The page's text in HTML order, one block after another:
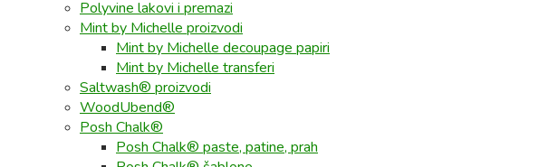
Polyvine lakovi i premazi
Mint by Michelle proizvodi
Mint by Michelle decoupage papiri
Mint by Michelle transferi
Saltwash® proizvodi
WoodUbend®
Posh Chalk®
Posh Chalk® paste, patine, prah